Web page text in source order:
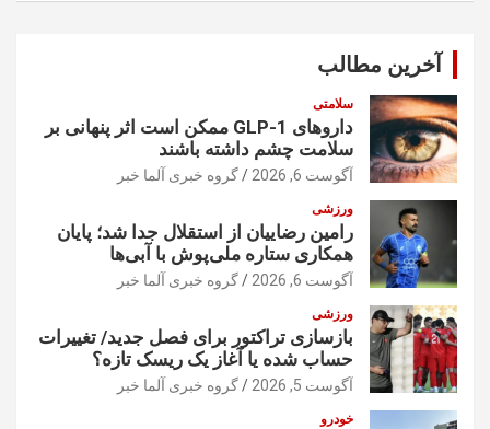
آخرین مطالب
سلامتی
داروهای GLP-1 ممکن است اثر پنهانی بر
سلامت چشم داشته باشند
آگوست 6, 2026 گروه خبری آلما خبر
ورزشی
رامین رضاییان از استقلال جدا شد؛ پایان
همکاری ستاره ملی‌پوش با آبی‌ها
آگوست 6, 2026 گروه خبری آلما خبر
ورزشی
بازسازی تراکتور برای فصل جدید/ تغییرات
حساب شده یا آغاز یک ریسک تازه؟
آگوست 5, 2026 گروه خبری آلما خبر
خودرو